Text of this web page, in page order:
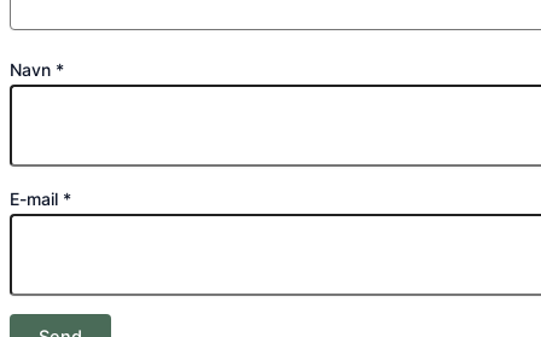
Navn *
E-mail *